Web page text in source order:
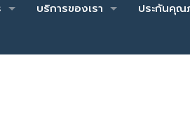
บริการของเรา ประกันคุณ